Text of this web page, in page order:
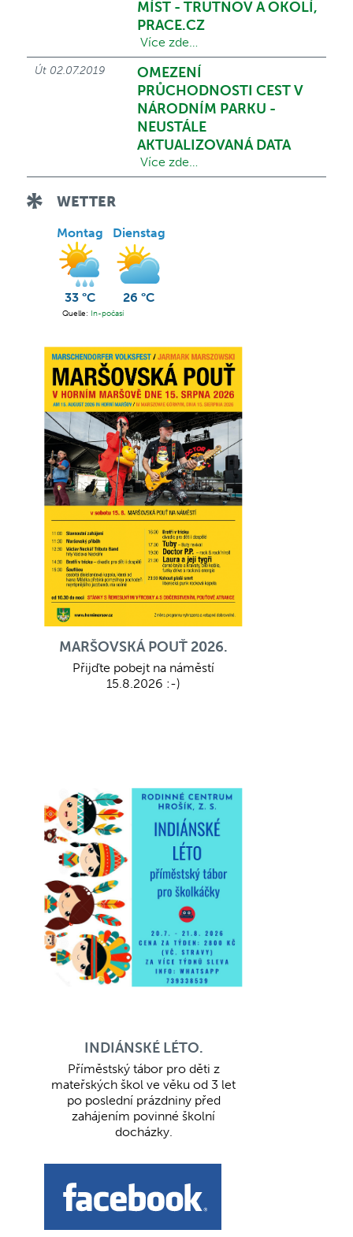
MÍST - TRUTNOV A OKOLÍ,
PRACE.CZ
Více zde…
Út 02.07.2019
OMEZENÍ
PRŮCHODNOSTI CEST V
NÁRODNÍM PARKU -
NEUSTÁLE
AKTUALIZOVANÁ DATA
Více zde…
WETTER
Montag
33 °C
Dienstag
26 °C
Quelle: In-počasí
MARŠOVSKÁ POUŤ 2026.
Přijďte pobejt na náměstí
15.8.2026 :-)
INDIÁNSKÉ LÉTO.
Příměstský tábor pro děti z
mateřských škol ve věku od 3 let
po poslední prázdniny před
zahájením povinné školní
docházky.